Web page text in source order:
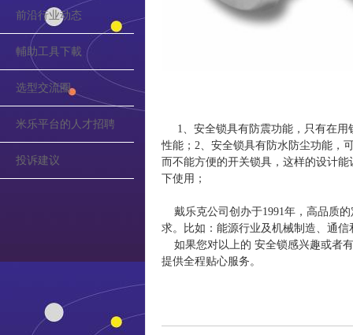
前沿行业动态
輔助工具下載
选型交流圈
米乐平台的人才招聘
投诉建议
1、安全锁具有防震功能，只有在
性能；2、安全锁具有防水防尘功能，
而不能方便的开关锁具，这样的设计
下使用；
戴乐克公司创办于1991年，高品质
求。比如：能源行业及机械制造、通
如果您对以上的 安全锁感兴趣或者
提供全程贴心服务。